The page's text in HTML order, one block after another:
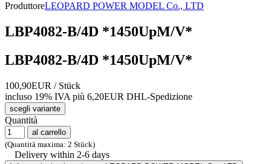
ProduttoreLEOPARD POWER MODEL Co., LTD
LBP4082-B/4D *1450UpM/V*
LBP4082-B/4D *1450UpM/V*
100,90EUR / Stück
incluso 19% IVA più 6,20EUR DHL-Spedizione
scegli variante
Quantità
al carrello
(Quantità maxima: 2 Stück)
Delivery within 2-6 days